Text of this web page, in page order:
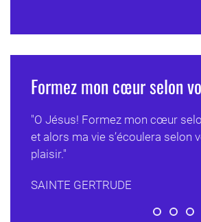
Formez mon cœur selon
"O Jésus! Formez mon cœur
et alors ma vie s’écoulera selon
plaisir."
SAINTE GERTRUDE
Formez
Garde,